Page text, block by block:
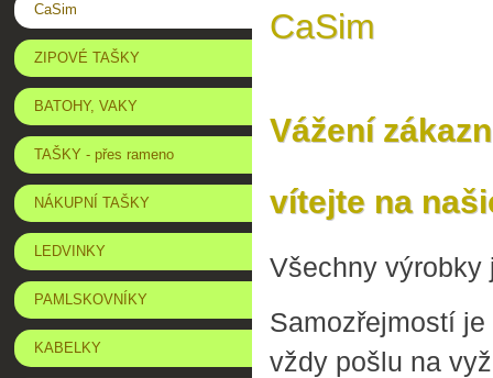
CaSim
Vážení
vítejte na
Všechny
Samozřejmostí
vždy pošlu na
CaSim
ZIPOVÉ TAŠKY
BATOHY, VAKY
TAŠKY - přes rameno
NÁKUPNÍ TAŠKY
LEDVINKY
PAMLSKOVNÍKY
KABELKY